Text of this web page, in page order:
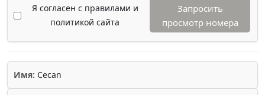
Я согласен с правилами и
политикой сайта
Запросить
просмотр номера
Имя: Cecan